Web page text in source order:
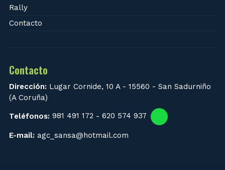
Rally
Contacto
Contacto
Dirección: Lugar Cornide, 10 A - 15560 - San Sadurniño
(A Coruña)
Teléfonos: 981 491 172 - 620 574 937
E-mail: agc_sansa@hotmail.com